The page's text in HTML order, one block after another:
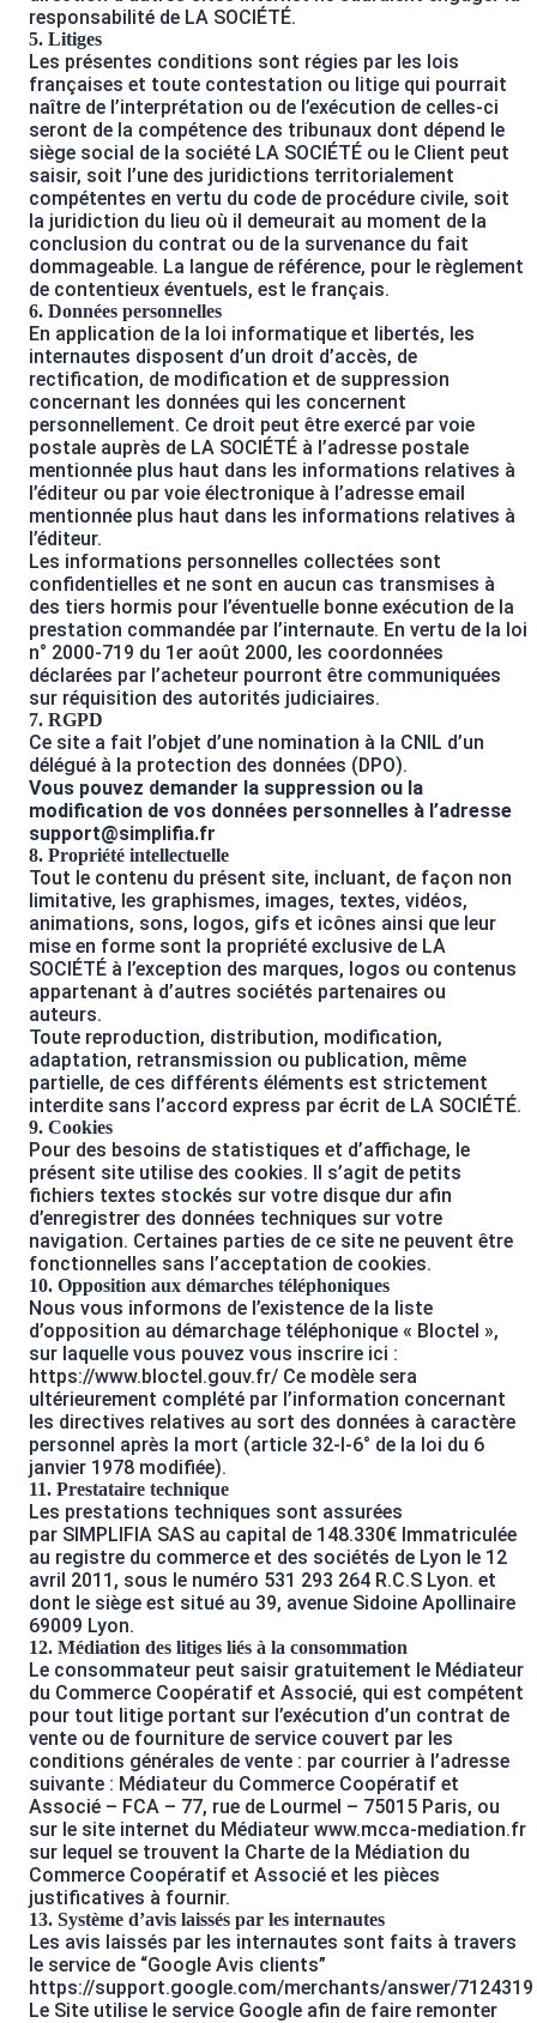
responsabilité de LA SOCIÉTÉ.
5. Litiges
Les présentes conditions sont régies par les lois
françaises et toute contestation ou litige qui pourrait
naître de l’interprétation ou de l’exécution de celles-ci
seront de la compétence des tribunaux dont dépend le
siège social de la société LA SOCIÉTÉ ou le Client peut
saisir, soit l’une des juridictions territorialement
compétentes en vertu du code de procédure civile, soit
la juridiction du lieu où il demeurait au moment de la
conclusion du contrat ou de la survenance du fait
dommageable. La langue de référence, pour le règlement
de contentieux éventuels, est le français.
6. Données personnelles
En application de la loi informatique et libertés, les
internautes disposent d’un droit d’accès, de
rectification, de modification et de suppression
concernant les données qui les concernent
personnellement. Ce droit peut être exercé par voie
postale auprès de LA SOCIÉTÉ à l’adresse postale
mentionnée plus haut dans les informations relatives à
l’éditeur ou par voie électronique à l’adresse email
mentionnée plus haut dans les informations relatives à
l’éditeur.
Les informations personnelles collectées sont
confidentielles et ne sont en aucun cas transmises à
des tiers hormis pour l’éventuelle bonne exécution de la
prestation commandée par l’internaute. En vertu de la loi
n° 2000-719 du 1er août 2000, les coordonnées
déclarées par l’acheteur pourront être communiquées
sur réquisition des autorités judiciaires.
7. RGPD
Ce site a fait l’objet d’une nomination à la CNIL d’un
délégué à la protection des données (DPO).
Vous pouvez demander la suppression ou la
modification de vos données personnelles à l’adresse
support@simplifia.fr
8. Propriété intellectuelle
Tout le contenu du présent site, incluant, de façon non
limitative, les graphismes, images, textes, vidéos,
animations, sons, logos, gifs et icônes ainsi que leur
mise en forme sont la propriété exclusive de LA
SOCIÉTÉ à l’exception des marques, logos ou contenus
appartenant à d’autres sociétés partenaires ou
auteurs.
Toute reproduction, distribution, modification,
adaptation, retransmission ou publication, même
partielle, de ces différents éléments est strictement
interdite sans l’accord express par écrit de LA SOCIÉTÉ.
9. Cookies
Pour des besoins de statistiques et d’affichage, le
présent site utilise des cookies. Il s’agit de petits
fichiers textes stockés sur votre disque dur afin
d’enregistrer des données techniques sur votre
navigation. Certaines parties de ce site ne peuvent être
fonctionnelles sans l’acceptation de cookies.
10. Opposition aux démarches téléphoniques
Nous vous informons de l’existence de la liste
d’opposition au démarchage téléphonique « Bloctel »,
sur laquelle vous pouvez vous inscrire ici :
https://www.bloctel.gouv.fr/ Ce modèle sera
ultérieurement complété par l’information concernant
les directives relatives au sort des données à caractère
personnel après la mort (article 32-I-6° de la loi du 6
janvier 1978 modifiée).
11. Prestataire technique
Les prestations techniques sont assurées
par SIMPLIFIA SAS au capital de 148.330€ Immatriculée
au registre du commerce et des sociétés de Lyon le 12
avril 2011, sous le numéro 531 293 264 R.C.S Lyon. et
dont le siège est situé au 39, avenue Sidoine Apollinaire
69009 Lyon.
12. Médiation des litiges liés à la consommation
Le consommateur peut saisir gratuitement le Médiateur
du Commerce Coopératif et Associé, qui est compétent
pour tout litige portant sur l’exécution d’un contrat de
vente ou de fourniture de service couvert par les
conditions générales de vente : par courrier à l’adresse
suivante : Médiateur du Commerce Coopératif et
Associé – FCA – 77, rue de Lourmel – 75015 Paris, ou
sur le site internet du Médiateur www.mcca-mediation.fr
sur lequel se trouvent la Charte de la Médiation du
Commerce Coopératif et Associé et les pièces
justificatives à fournir.
13. Système d’avis laissés par les internautes
Les avis laissés par les internautes sont faits à travers
le service de “Google Avis clients”
https://support.google.com/merchants/answer/7124319
Le Site utilise le service Google afin de faire remonter